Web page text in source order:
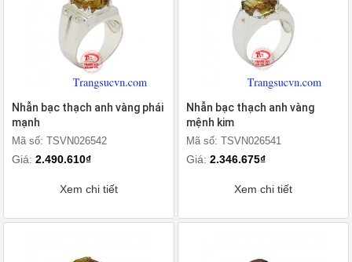
Nhẫn bạc thạch anh vàng phái
mạnh
Mã số: TSVN026542
Giá: 2.490.610₫
Xem chi tiết
Nhẫn bạc thạch anh vàng
mệnh kim
Mã số: TSVN026541
Giá: 2.346.675₫
Xem chi tiết